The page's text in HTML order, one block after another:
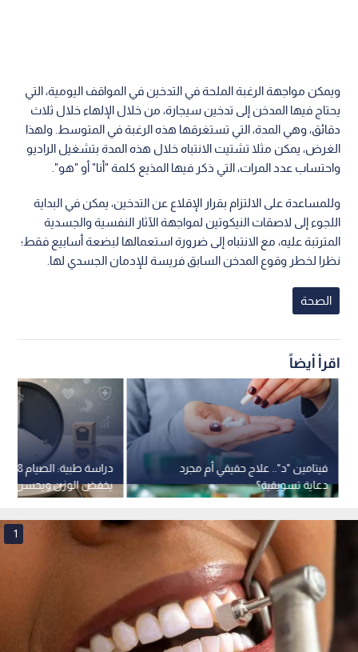
ويمكن مواجهة الرغبة الملحة في التدخين في المواقف اليومية، التي
يحتاج فيها المدخن إلى تدخين سيجارة، من خلال الإلهاء خلال ثلاث
دقائق، وهي المدة، التي تستغرقها هذه الرغبة في المتوسط. ولهذا
الغرض، يمكن مثلا تشتيت الانتباه خلال هذه المدة بتشغيل الراديو
واحتساب عدد المرات، التي ذكر فيها المذيع كلمة "أنا" أو "هو".
وللمساعدة على الالتزام بقرار الإقلاع عن التدخين، يمكن في البداية
اللجوء إلى لاصقات النيكوتين لمواجهة الآثار النفسية والجسدية
المترتبة عليه، مع الانتباه إلى ضرورة استعمالها لبضعة أسابيع فقط؛
نظرا لخطر وقوع المدخن السابق فريسة للإدمان الجسدي لها.
الصحة
اقرأ أيضاً
يخفض الوزن ويحسن
فيتامين "د".. علاج حقيقي أم مجرد
دعاية تسويقية؟
1